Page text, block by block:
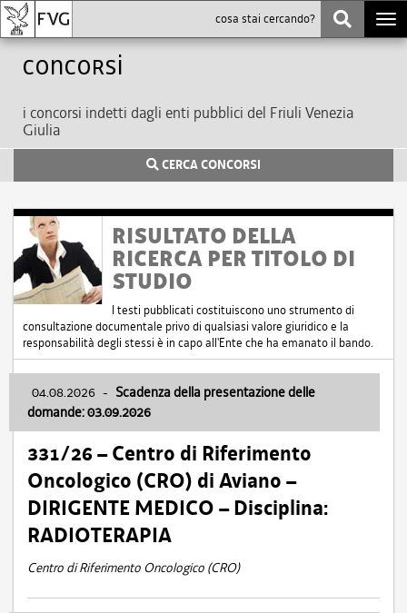
Concorsi
i concorsi indetti dagli enti pubblici del Friuli Venezia
Giulia
CERCA CONCORSI
RISULTATO DELLA
RICERCA PER TITOLO DI
STUDIO
I testi pubblicati costituiscono uno strumento di
consultazione documentale privo di qualsiasi valore giuridico e la
responsabilità degli stessi è in capo all'Ente che ha emanato il bando.
04.08.2026 - Scadenza della presentazione delle
domande: 03.09.2026
331/26 – Centro di Riferimento
Oncologico (CRO) di Aviano –
DIRIGENTE MEDICO – Disciplina:
RADIOTERAPIA
Centro di Riferimento Oncologico (CRO)